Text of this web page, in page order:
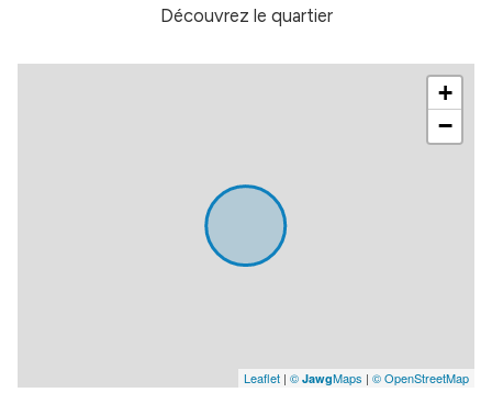
Découvrez le quartier
+
−
Leaflet | © JawgMaps | © OpenStreetMap